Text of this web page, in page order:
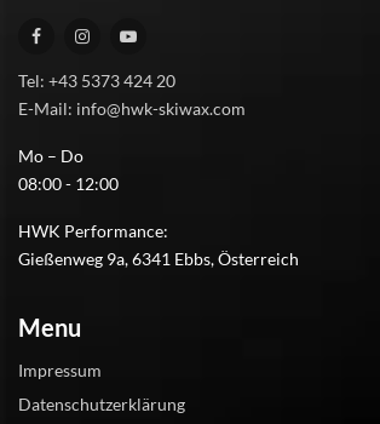
Tel: +43 5373 424 20
E-Mail: info@hwk-skiwax.com
Mo – Do
08:00 - 12:00
HWK Performance:
Gießenweg 9a, 6341 Ebbs, Österreich
Menu
Impressum
Datenschutzerklärung